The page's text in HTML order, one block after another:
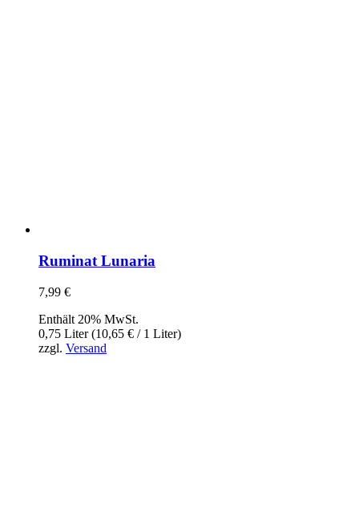
Ruminat Lunaria
7,99 €
Enthält 20% MwSt.
0,75 Liter (10,65 € / 1 Liter)
zzgl. Versand